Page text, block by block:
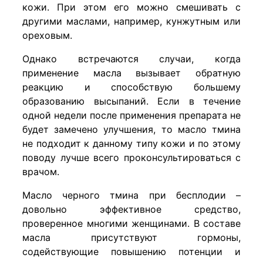
кожи. При этом его можно смешивать с
другими маслами, например, кунжутным или
ореховым.
Однако встречаются случаи, когда
применение масла вызывает обратную
реакцию и способствую большему
образованию высыпаний. Если в течение
одной недели после применения препарата не
будет замечено улучшения, то масло тмина
не подходит к данному типу кожи и по этому
поводу лучше всего проконсультироваться с
врачом.
Масло черного тмина при бесплодии –
довольно эффективное средство,
проверенное многими женщинами. В составе
масла присутствуют гормоны,
содействующие повышению потенции и